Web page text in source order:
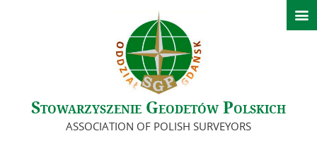
Stowarzyszenie Geodetów Polskich
ASSOCIATION OF POLISH SURVEYORS

Strona główna
Ważne informacje
O nas
Zarząd
In Memoriam